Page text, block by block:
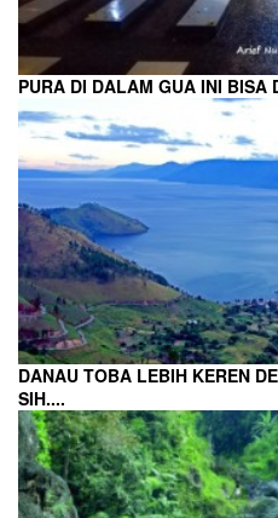
PURA DI DALAM GUA INI BISA
DANAU TOBA LEBIH KEREN
SIH....